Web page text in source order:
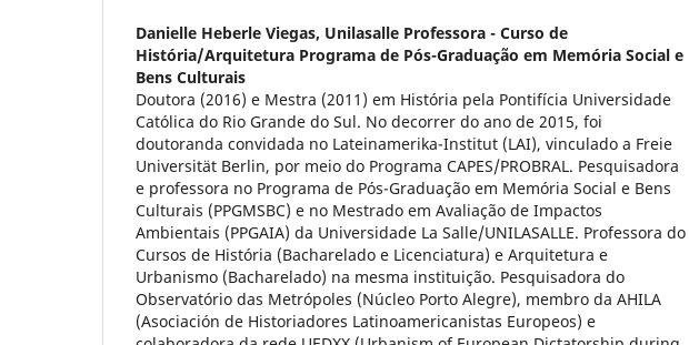
Danielle Heberle Viegas, Unilasalle Professora - Curso de
História/Arquitetura Programa de Pós-Graduação em Memória Social e
Bens Culturais
Doutora (2016) e Mestra (2011) em História pela Pontifícia Universidade
Católica do Rio Grande do Sul. No decorrer do ano de 2015, foi
doutoranda convidada no Lateinamerika-Institut (LAI), vinculado a Freie
Universität Berlin, por meio do Programa CAPES/PROBRAL. Pesquisadora
e professora no Programa de Pós-Graduação em Memória Social e Bens
Culturais (PPGMSBC) e no Mestrado em Avaliação de Impactos
Ambientais (PPGAIA) da Universidade La Salle/UNILASALLE. Professora do
Cursos de História (Bacharelado e Licenciatura) e Arquitetura e
Urbanismo (Bacharelado) na mesma instituição. Pesquisadora do
Observatório das Metrópoles (Núcleo Porto Alegre), membro da AHILA
(Asociación de Historiadores Latinoamericanistas Europeos) e